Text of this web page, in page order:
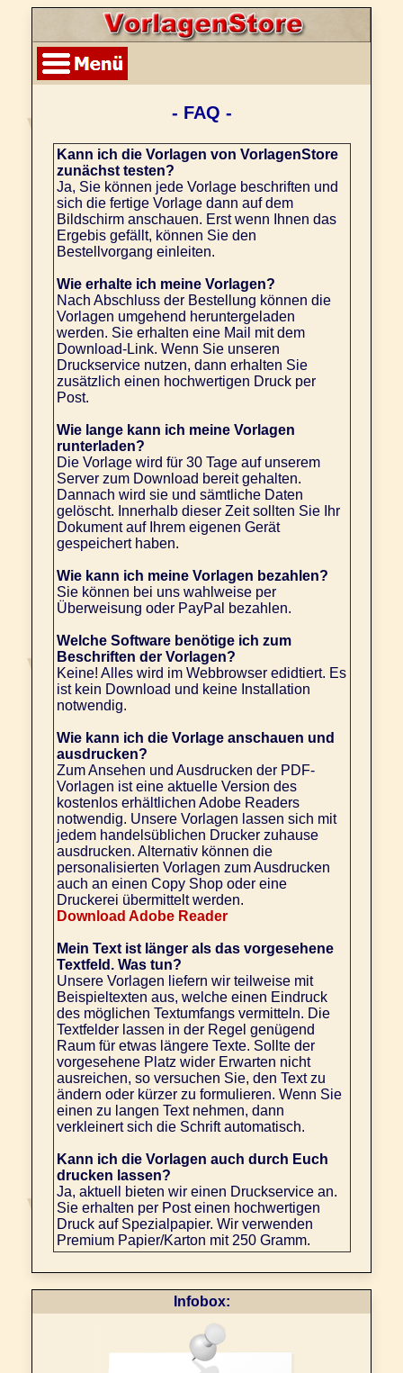
- FAQ -
Kann ich die Vorlagen von VorlagenStore
zunächst testen?
Ja, Sie können jede Vorlage beschriften und
sich die fertige Vorlage dann auf dem
Bildschirm anschauen. Erst wenn Ihnen das
Ergebis gefällt, können Sie den
Bestellvorgang einleiten.
Wie erhalte ich meine Vorlagen?
Nach Abschluss der Bestellung können die
Vorlagen umgehend heruntergeladen
werden. Sie erhalten eine Mail mit dem
Download-Link. Wenn Sie unseren
Druckservice nutzen, dann erhalten Sie
zusätzlich einen hochwertigen Druck per
Post.
Wie lange kann ich meine Vorlagen
runterladen?
Die Vorlage wird für 30 Tage auf unserem
Server zum Download bereit gehalten.
Dannach wird sie und sämtliche Daten
gelöscht. Innerhalb dieser Zeit sollten Sie Ihr
Dokument auf Ihrem eigenen Gerät
gespeichert haben.
Wie kann ich meine Vorlagen bezahlen?
Sie können bei uns wahlweise per
Überweisung oder PayPal bezahlen.
Welche Software benötige ich zum
Beschriften der Vorlagen?
Keine! Alles wird im Webbrowser edidtiert. Es
ist kein Download und keine Installation
notwendig.
Wie kann ich die Vorlage anschauen und
ausdrucken?
Zum Ansehen und Ausdrucken der PDF-
Vorlagen ist eine aktuelle Version des
kostenlos erhältlichen Adobe Readers
notwendig. Unsere Vorlagen lassen sich mit
jedem handelsüblichen Drucker zuhause
ausdrucken. Alternativ können die
personalisierten Vorlagen zum Ausdrucken
auch an einen Copy Shop oder eine
Druckerei übermittelt werden.
Download Adobe Reader
Mein Text ist länger als das vorgesehene
Textfeld. Was tun?
Unsere Vorlagen liefern wir teilweise mit
Beispieltexten aus, welche einen Eindruck
des möglichen Textumfangs vermitteln. Die
Textfelder lassen in der Regel genügend
Raum für etwas längere Texte. Sollte der
vorgesehene Platz wider Erwarten nicht
ausreichen, so versuchen Sie, den Text zu
ändern oder kürzer zu formulieren. Wenn Sie
einen zu langen Text nehmen, dann
verkleinert sich die Schrift automatisch.
Kann ich die Vorlagen auch durch Euch
drucken lassen?
Ja, aktuell bieten wir einen Druckservice an.
Sie erhalten per Post einen hochwertigen
Druck auf Spezialpapier. Wir verwenden
Premium Papier/Karton mit 250 Gramm.
Infobox: